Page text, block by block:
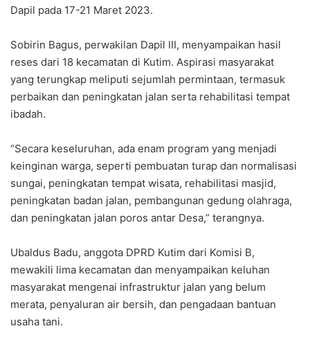
Dapil pada 17-21 Maret 2023.
Sobirin Bagus, perwakilan Dapil III, menyampaikan hasil
reses dari 18 kecamatan di Kutim. Aspirasi masyarakat
yang terungkap meliputi sejumlah permintaan, termasuk
perbaikan dan peningkatan jalan serta rehabilitasi tempat
ibadah.
“Secara keseluruhan, ada enam program yang menjadi
keinginan warga, seperti pembuatan turap dan normalisasi
sungai, peningkatan tempat wisata, rehabilitasi masjid,
peningkatan badan jalan, pembangunan gedung olahraga,
dan peningkatan jalan poros antar Desa,” terangnya.
Ubaldus Badu, anggota DPRD Kutim dari Komisi B,
mewakili lima kecamatan dan menyampaikan keluhan
masyarakat mengenai infrastruktur jalan yang belum
merata, penyaluran air bersih, dan pengadaan bantuan
usaha tani.